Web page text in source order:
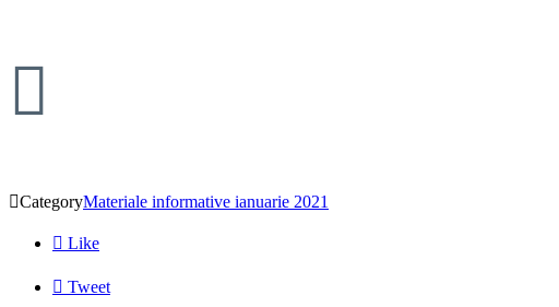

CategoryMateriale informative ianuarie 2021
 Like
 Tweet